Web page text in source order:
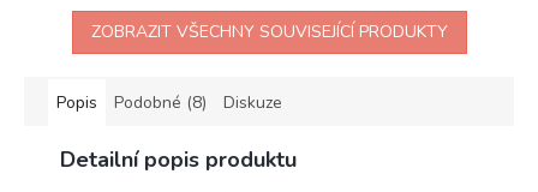
ZOBRAZIT VŠECHNY SOUVISEJÍCÍ PRODUKTY
Popis Podobné (8) Diskuze
Detailní popis produktu